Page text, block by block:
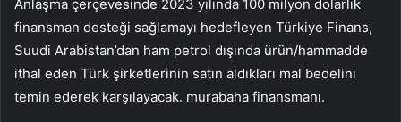
Anlaşma çerçevesinde 2023 yılında 100 milyon dolarlık
finansman desteği sağlamayı hedefleyen Türkiye Finans,
Suudi Arabistan’dan ham petrol dışında ürün/hammadde
ithal eden Türk şirketlerinin satın aldıkları mal bedelini
temin ederek karşılayacak. murabaha finansmanı.